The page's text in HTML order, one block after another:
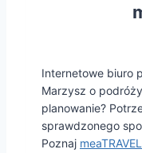
Internetowe biuro
Marzysz o
planowanie?
sprawdzonego
Poznaj meaTRAVEL